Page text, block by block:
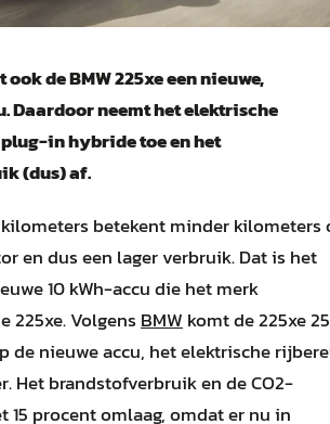
de BMW 225xe een nieuwe,
Daardoor neemt het elektrische
in hybride toe en het
(dus) af.
betekent minder kilometers
en dus een lager verbruik. Dat is het
10 kWh-accu die het merk
225xe. Volgens BMW komt de 225xe 25
de nieuwe accu, het elektrische
Het brandstofverbruik en de CO2-
15 procent omlaag, omdat er nu in